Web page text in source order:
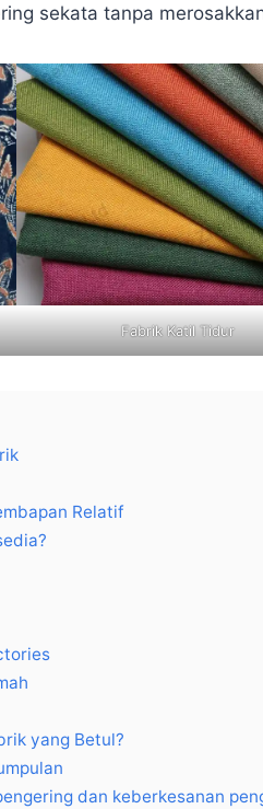
sekata tanpa
Fabrik Katil Tidur
Relatif
yang Betul?
dan keberkesanan